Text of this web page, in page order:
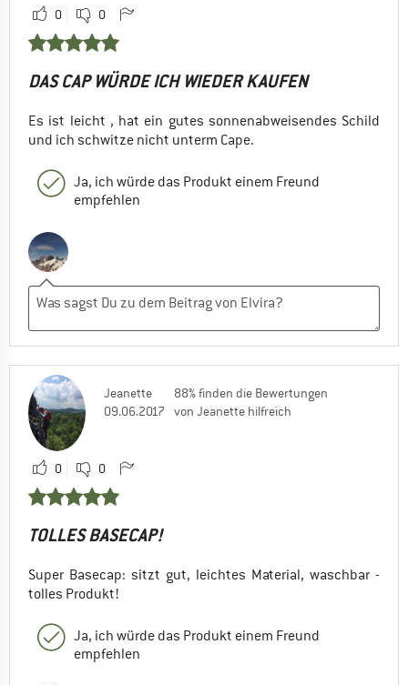
0 0
DAS CAP WÜRDE ICH WIEDER KAUFEN
Es ist leicht , hat ein gutes sonnenabweisendes Schild
und ich schwitze nicht unterm Cape.
Ja, ich würde das Produkt einem Freund
empfehlen
Jeanette
09.06.2017
88% finden die Bewertungen
von Jeanette hilfreich
0 0
TOLLES BASECAP!
Super Basecap: sitzt gut, leichtes Material, waschbar -
tolles Produkt!
Ja, ich würde das Produkt einem Freund
empfehlen